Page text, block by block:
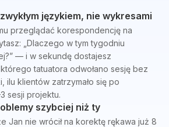
językiem, nie wykresami
przeglądać korespondencję na
„Dlaczego w tym tygodniu
— i w sekundę dostajesz
tatuatora odwołano sesję bez
ilu klientów zatrzymało się po
sesji projektu.
szybciej niż ty
Jan nie wrócił na korektę rękawa już 8